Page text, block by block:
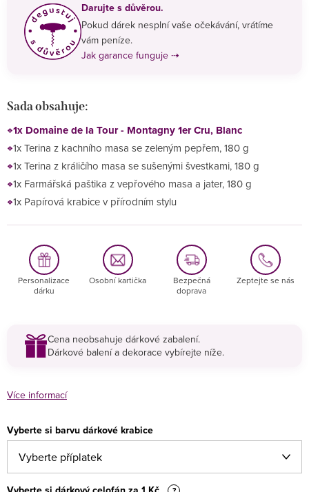
Darujte s důvěrou.
Pokud dárek nesplní vaše očekávání, vrátíme
vám peníze.
Jak garance funguje ⇢
Sada obsahuje:
1x Domaine de la Tour - Montagny 1er Cru, Blanc
1x Terina z kachního masa se zeleným pepřem, 180 g
1x Terina z králičího masa se sušenými švestkami, 180 g
1x Farmářská paštika z vepřového masa a jater, 180 g
1x Papírová krabice v přírodním stylu
Personalizace
dárku
Osobní kartička
Bezpečná
doprava
Zeptejte se nás
Cena neobsahuje dárkové zabalení.
Dárkové balení a dekorace vybírejte níže.
Více informací
Vyberte si barvu dárkové krabice